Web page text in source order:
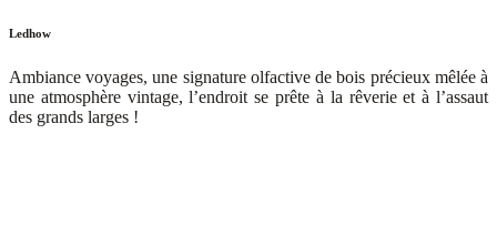
Ledhow
Ambiance voyages, une signature olfactive de bois précieux mêlée à
une atmosphère vintage, l’endroit se prête à la rêverie et à l’assaut
des grands larges !